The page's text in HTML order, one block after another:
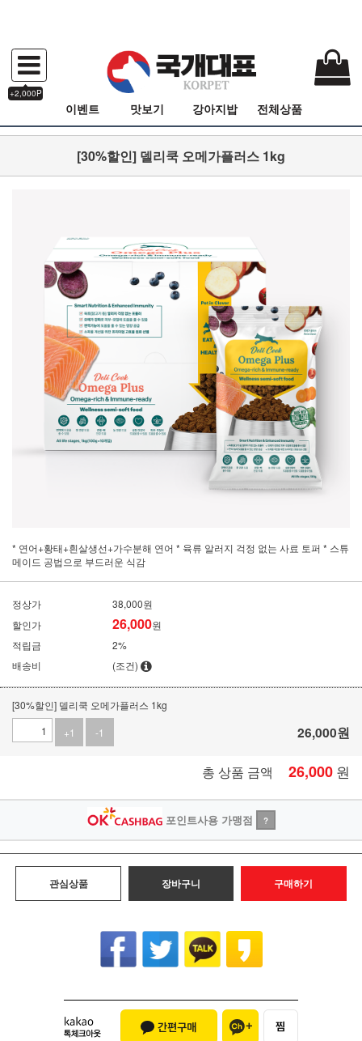
+2,000P
이벤트 맛보기 강아지밥 전체상품
[30%할인] 델리쿡 오메가플러스 1kg
* 연어+황태+흰살생선+가수분해 연어 * 육류 알러지 걱정 없는 사료 토퍼 * 스튜
메이드 공법으로 부드러운 식감
정상가
38,000원
할인가
26,000원
적립금
2%
배송비
(조건)
[30%할인] 델리쿡 오메가플러스 1kg
+1
-1 26,000원
총 상품 금액 26,000 원
포인트사용 가맹점 ?
관심상품 장바구니 구매하기